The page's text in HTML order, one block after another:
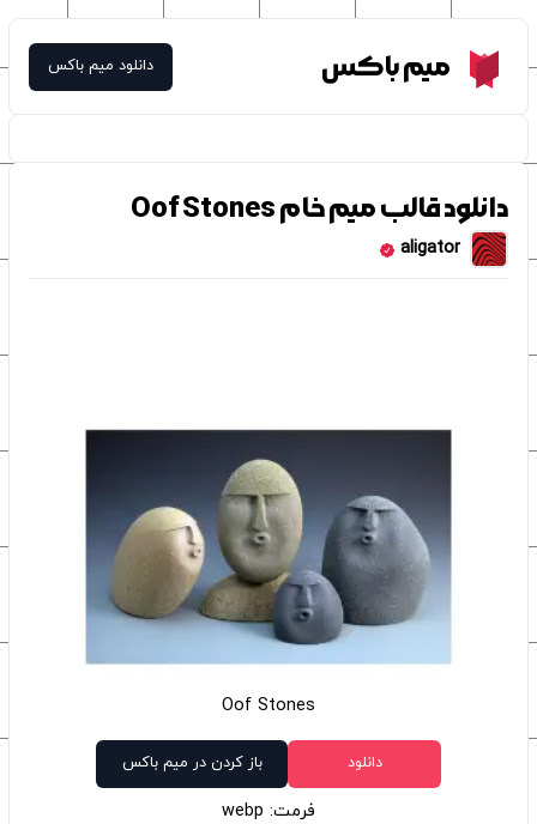
Meme Boxمیم باکس دانلود میم باکس
دانلود قالب میم خام Oof Stones
aligator
Oof Stones
دانلود باز کردن در میم باکس
فرمت: webp